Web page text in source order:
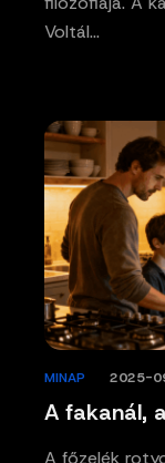
Voltál…
A fakanál,
MINAP 2025-
A főzelék